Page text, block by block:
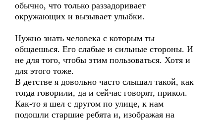
обычно, что только раззадоривает
окружающих и вызывает улыбки.
Нужно знать человека с которым ты
общаешься. Его слабые и сильные стороны. И
не для того, чтобы этим пользоваться. Хотя и
для этого тоже.
В детстве я довольно часто слышал такой, как
тогда говорили, да и сейчас говорят, прикол.
Как-то я шел с другом по улице, к нам
подошли старшие ребята и, изображая на